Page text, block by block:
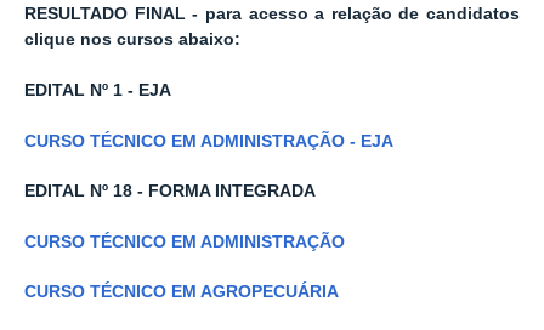
RESULTADO FINAL - para acesso a relação de candidatos
clique nos cursos abaixo:
EDITAL Nº 1 - EJA
CURSO TÉCNICO EM ADMINISTRAÇÃO - EJA
EDITAL Nº 18 - FORMA INTEGRADA
CURSO TÉCNICO EM ADMINISTRAÇÃO
CURSO TÉCNICO EM AGROPECUÁRIA